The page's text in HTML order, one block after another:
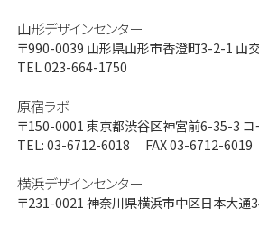
山形デザインセンター
〒990-0039 山形県山形市香澄町3-2-1 山
TEL 023-664-1750
原宿ラボ
〒150-0001 東京都渋谷区神宮前6-35-3 コ
TEL: 03-6712-6018 FAX 03-6712-6019
横浜デザインセンター
〒231-0021 神奈川県横浜市中区日本大通